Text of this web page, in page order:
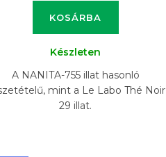
KOSÁRBA
Készleten
A NANITA-755 illat hasonló
mint a Le Labo Thé Noir
29 illat.